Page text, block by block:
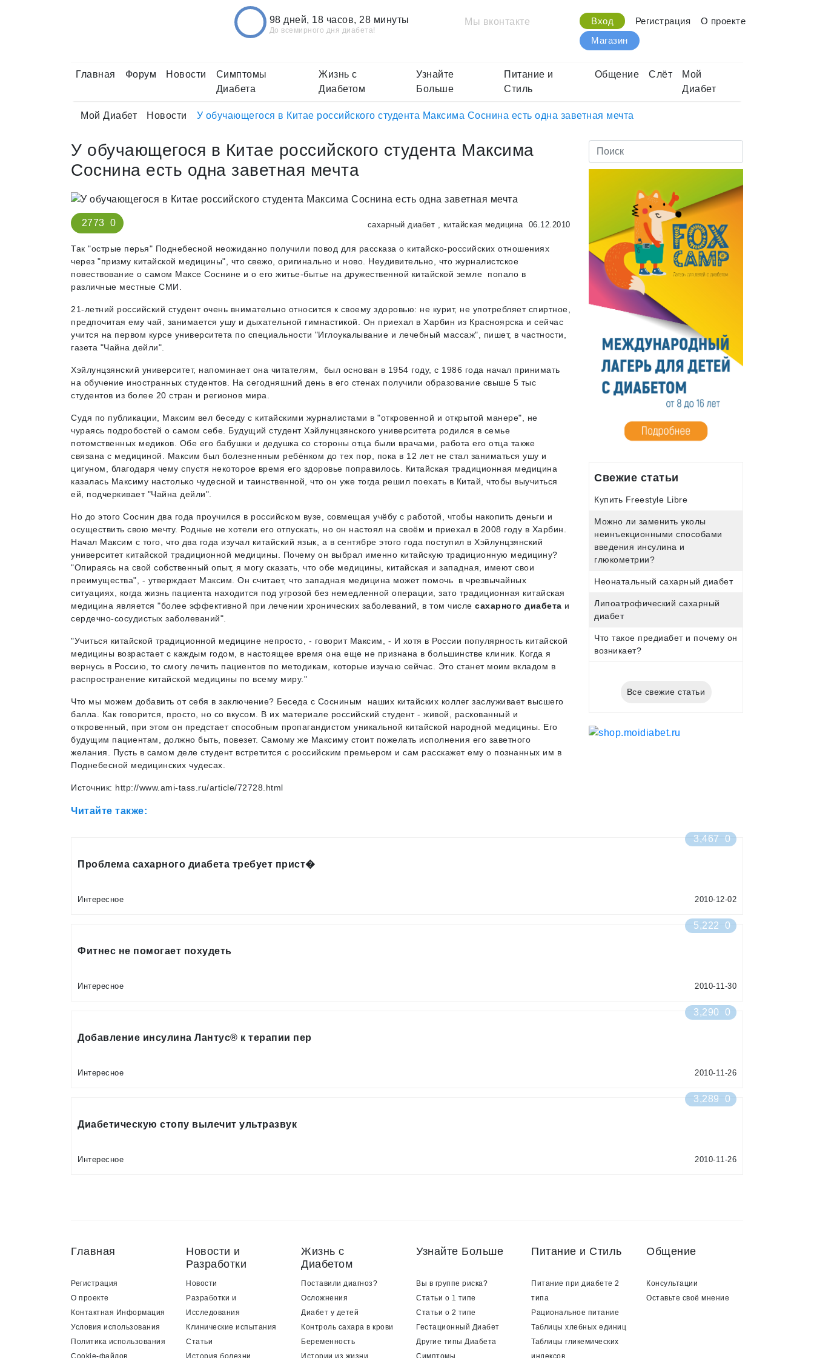
98 дней, 18 часов, 28 минуты
До всемирного дня диабета!
Мы вконтакте Вход Регистрация
О проекте
Магазин
Главная Форум Новости
Симптомы
Диабета
Жизнь с
Диабетом
Узнайте
Больше
Питание и
Стиль
Общение Слёт
Мой
Диабет
Мой Диабет Новости У обучающегося в Китае российского студента Максима Соснина есть одна заветная мечта
У обучающегося в Китае российского студента Максима
Соснина есть одна заветная мечта
2773 0 сахарный диабет , китайская медицина 06.12.2010
Так "острые перья" Поднебесной неожиданно получили повод для рассказа о китайско-российских отношениях
через "призму китайской медицины", что свежо, оригинально и ново. Неудивительно, что журналистское
повествование о самом Максе Соснине и о его житье-бытье на дружественной китайской земле попало в
различные местные СМИ.
21-летний российский студент очень внимательно относится к своему здоровью: не курит, не употребляет спиртное,
предпочитая ему чай, занимается ушу и дыхательной гимнастикой. Он приехал в Харбин из Красноярска и сейчас
учится на первом курсе университета по специальности "Иглоукалывание и лечебный массаж", пишет, в частности,
газета "Чайна дейли".
Хэйлунцзянский университет, напоминает она читателям, был основан в 1954 году, с 1986 года начал принимать
на обучение иностранных студентов. На сегодняшний день в его стенах получили образование свыше 5 тыс
студентов из более 20 стран и регионов мира.
Судя по публикации, Максим вел беседу с китайскими журналистами в "откровенной и открытой манере", не
чураясь подробостей о самом себе. Будущий студент Хэйлунцзянского университета родился в семье
потомственных медиков. Обе его бабушки и дедушка со стороны отца были врачами, работа его отца также
связана с медициной. Максим был болезненным ребёнком до тех пор, пока в 12 лет не стал заниматься ушу и
цигуном, благодаря чему спустя некоторое время его здоровье поправилось. Китайская традиционная медицина
казалась Максиму настолько чудесной и таинственной, что он уже тогда решил поехать в Китай, чтобы выучиться
ей, подчеркивает "Чайна дейли".
Но до этого Соснин два года проучился в российском вузе, совмещая учёбу с работой, чтобы накопить деньги и
осуществить свою мечту. Родные не хотели его отпускать, но он настоял на своём и приехал в 2008 году в Харбин.
Начал Максим с того, что два года изучал китайский язык, а в сентябре этого года поступил в Хэйлунцзянский
университет китайской традиционной медицины. Почему он выбрал именно китайскую традиционную медицину?
"Опираясь на свой собственный опыт, я могу сказать, что обе медицины, китайская и западная, имеют свои
преимущества", - утверждает Максим. Он считает, что западная медицина может помочь в чрезвычайных
ситуациях, когда жизнь пациента находится под угрозой без немедленной операции, зато традиционная китайская
медицина является "более эффективной при лечении хронических заболеваний, в том числе сахарного диабета и
сердечно-сосудистых заболеваний".
"Учиться китайской традиционной медицине непросто, - говорит Максим, - И хотя в России популярность китайской
медицины возрастает с каждым годом, в настоящее время она еще не признана в большинстве клиник. Когда я
вернусь в Россию, то смогу лечить пациентов по методикам, которые изучаю сейчас. Это станет моим вкладом в
распространение китайской медицины по всему миру."
Что мы можем добавить от себя в заключение? Беседа с Сосниным наших китайских коллег заслуживает высшего
балла. Как говорится, просто, но со вкусом. В их материале российский студент - живой, раскованный и
откровенный, при этом он предстает способным пропагандистом уникальной китайской народной медицины. Его
будущим пациентам, должно быть, повезет. Самому же Максиму стоит пожелать исполнения его заветного
желания. Пусть в самом деле студент встретится с российским премьером и сам расскажет ему о познанных им в
Поднебесной медицинских чудесах.
Источник: http://www.ami-tass.ru/article/72728.html
Свежие статьи
Купить Freestyle Libre
Можно ли заменить уколы
неинъекционными способами
введения инсулина и
глюкометрии?
Неонатальный сахарный диабет
Липоатрофический сахарный
диабет
Что такое предиабет и почему он
возникает?
Все свежие статьи
Читайте также:
3,467 0
Проблема сахарного диабета требует прист�
Интересное 2010-12-02
5,222 0
Фитнес не помогает похудеть
Интересное 2010-11-30
3,290 0
Добавление инсулина Лантус® к терапии пер
Интересное 2010-11-26
3,289 0
Диабетическую стопу вылечит ультразвук
Интересное 2010-11-26
Главная
Регистрация
О проекте
Контактная Информация
Условия использования
Политика использования
Cookie-файлов
Новости и
Разработки
Новости
Разработки и
Исследования
Клинические испытания
Статьи
История болезни
Жизнь с
Диабетом
Поставили диагноз?
Осложнения
Диабет у детей
Контроль сахара в крови
Беременность
Истории из жизни
Узнайте Больше
Вы в группе риска?
Статьи о 1 типе
Статьи о 2 типе
Гестационный Диабет
Другие типы Диабета
Симптомы
Питание и Стиль
Питание при диабете 2
типа
Рациональное питание
Таблицы хлебных единиц
Таблицы гликемических
индексов
Общение
Консультации
Оставьте своё мнение